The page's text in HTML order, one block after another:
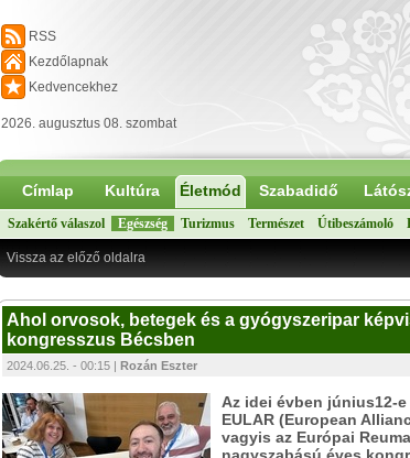
RSS
Kezdőlapnak
Kedvencekhez
2026. augusztus 08. szombat
Címlap Kultúra Életmód Szabadidő
Szakértő válaszol Egészség Turizmus Természet Útibeszámoló
Vissza az előző oldalra
Ahol orvosok, betegek és a gyógyszeripar
kongresszus Bécsben
2024.06.25. - 00:15 | Rozán Eszter
Az idei évben június12-
EULAR (European
vagyis az Európai